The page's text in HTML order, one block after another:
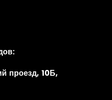
проезд, 10Б,